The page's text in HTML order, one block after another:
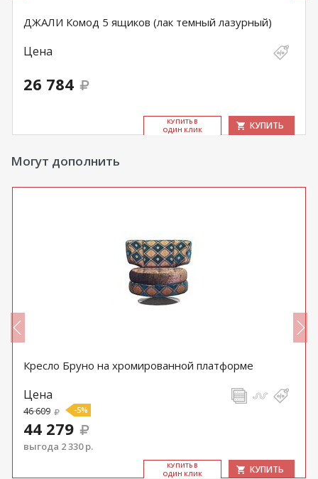
ДЖАЛИ Комод 5 ящиков (лак темный лазурный)
Цена
26 784
КУ­ПИТЬ В
ОДИН КЛИК
КУПИТЬ
Могут дополнить
Кресло Бруно на хромированной платформе
Цена
46 609 -5%
44 279
выгода 2 330 р.
КУ­ПИТЬ В
ОДИН КЛИК
КУПИТЬ